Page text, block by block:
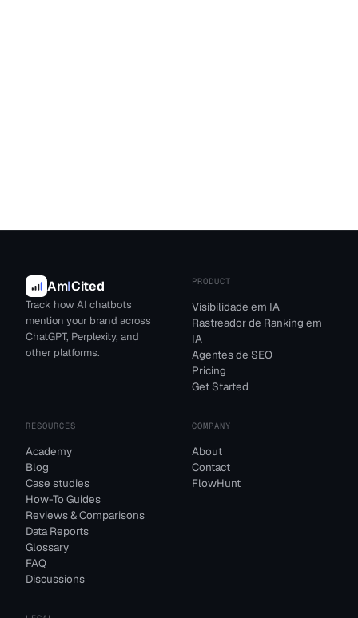
AmICited
Track how AI chatbots
mention your brand across
ChatGPT, Perplexity, and
other platforms.
PRODUCT
Visibilidade em IA
Rastreador de Ranking em
IA
Agentes de SEO
Pricing
Get Started
RESOURCES
Academy
Blog
Case studies
How-To Guides
Reviews & Comparisons
Data Reports
Glossary
FAQ
Discussions
COMPANY
About
Contact
FlowHunt